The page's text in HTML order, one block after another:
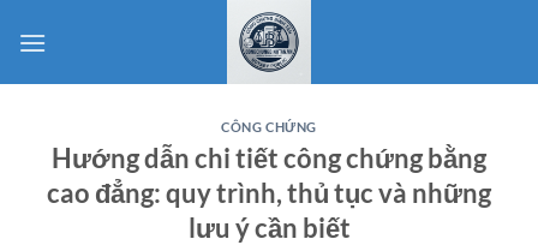
qua
CÔNG CHỨNG
Hướng dẫn chi tiết công chứng bằng
cao đẳng: quy trình, thủ tục và những
lưu ý cần biết